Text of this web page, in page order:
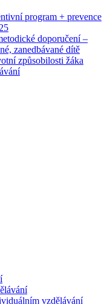
program + prevence
doporučení –
zanedbávané dítě
způsobilosti žáka
vzdělávání